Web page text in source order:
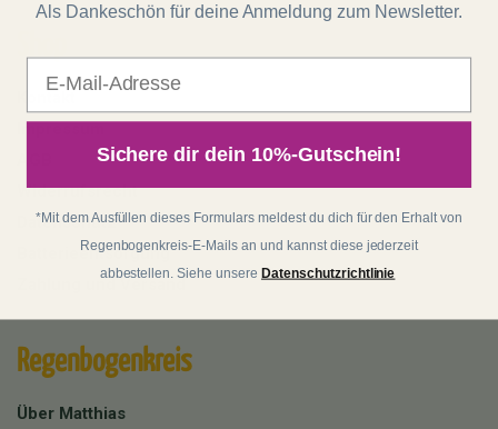
Impressum
Widerrufsrecht
Datenschutz
Batterieentsorgung
Zahlung und Versand
Regenbogenkreis
Über Matthias
Als Dankeschön für deine Anmeldung zum Newsletter.
Sichere dir dein 10%-Gutschein!
*Mit dem Ausfüllen dieses Formulars meldest du dich für den Erhalt von
Regenbogenkreis-E-Mails an und kannst diese jederzeit
abbestellen. Siehe unsere Datenschutzrichtlinie